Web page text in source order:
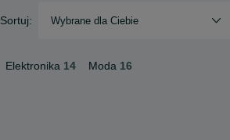
Sortuj: Wybrane dla Ciebie
Elektronika 14 Moda 16